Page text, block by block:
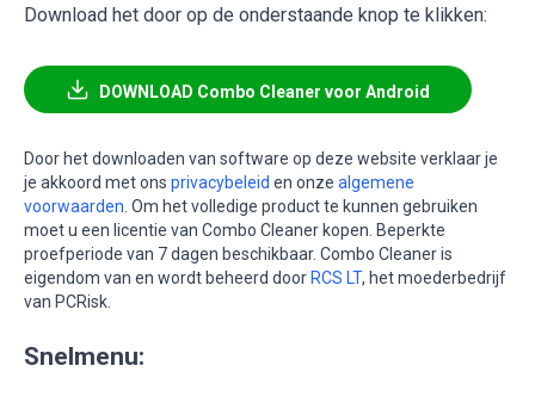
Download het door op de onderstaande knop te klikken:
DOWNLOAD Combo Cleaner voor Android
Door het downloaden van software op deze website verklaar je
je akkoord met ons privacybeleid en onze algemene
voorwaarden. Om het volledige product te kunnen gebruiken
moet u een licentie van Combo Cleaner kopen. Beperkte
proefperiode van 7 dagen beschikbaar. Combo Cleaner is
eigendom van en wordt beheerd door RCS LT, het moederbedrijf
van PCRisk.
Snelmenu: